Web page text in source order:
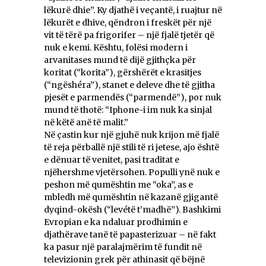
lëkurë dhie”. Ky djathë i veçantë, i ruajtur në
lëkurët e dhive, qëndron i freskët për një
vit të tërë pa frigorifer – një fjalë tjetër që
nuk e kemi. Kështu, folësi modern i
arvanitases mund të dijë gjithçka për
koritat (“korita”), gërshërët e krasitjes
(“ngëshéra”), stanet e deleve dhe të gjitha
pjesët e parmendës (“parmendë”), por nuk
mund të thotë: “Iphone-i im nuk ka sinjal
në këtë anë të malit.”
Në çastin kur një gjuhë nuk krijon më fjalë
të reja përballë një stili të ri jetese, ajo është
e dënuar të venitet, pasi traditat e
njëhershme vjetërsohen. Populli ynë nuk e
peshon më qumështin me “oka”, as e
mbledh më qumështin në kazanë gjigantë
dyqind-okësh (“levétë t’madhë”). Bashkimi
Evropian e ka ndaluar prodhimin e
djathërave tanë të papasterizuar – në fakt
ka pasur një paralajmërim të fundit në
televizionin grek për аthinаsit që bëjnë